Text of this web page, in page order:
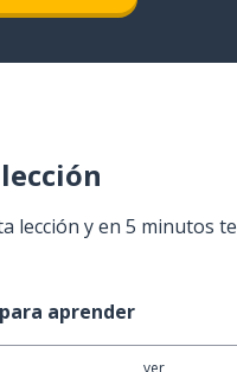
lección y en 5 minutos
aprender
ver